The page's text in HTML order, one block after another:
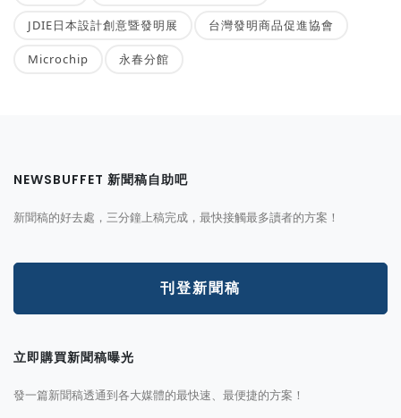
JDIE日本設計創意暨發明展 台灣發明商品促進協會
Microchip 永春分館
NEWSBUFFET 新聞稿自助吧
新聞稿的好去處，三分鐘上稿完成，最快接觸最多讀者的方案！
刊登新聞稿
立即購買新聞稿曝光
發一篇新聞稿透通到各大媒體的最快速、最便捷的方案！